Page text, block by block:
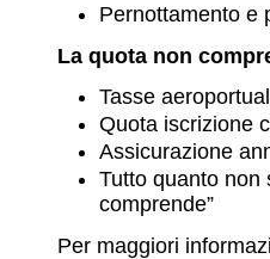
Pernottamento e
La quota non
Tasse
Quota iscrizione
Assicurazione
Tutto quanto non
comprende”
Per maggiori